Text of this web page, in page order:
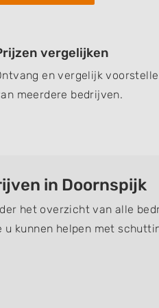
vergelijken
en vergelijk
meerdere bedrijven.
in Doornspijk
het overzicht van alle
u kunnen helpen met